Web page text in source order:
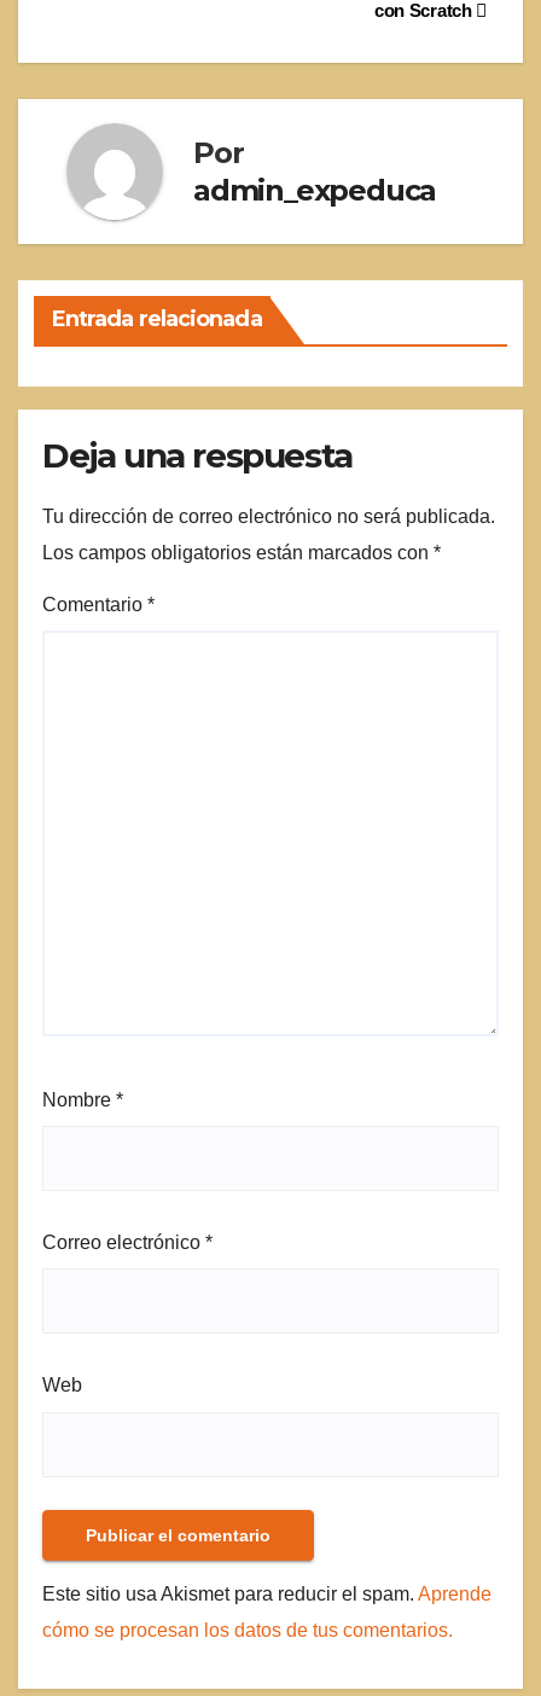
con Scratch
Por
admin_expeduca
Entrada relacionada
Deja una respuesta
Tu dirección de correo electrónico no será publicada.
Los campos obligatorios están marcados con *
Comentario *
Nombre *
Correo electrónico *
Web
Este sitio usa Akismet para reducir el spam. Aprende
cómo se procesan los datos de tus comentarios.